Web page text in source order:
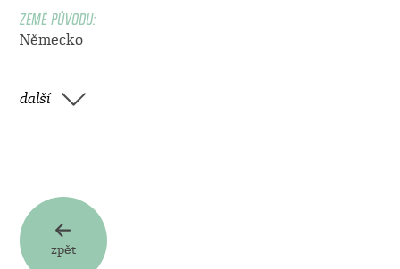
ZEMĚ PŮVODU:
Německo
další
zpět